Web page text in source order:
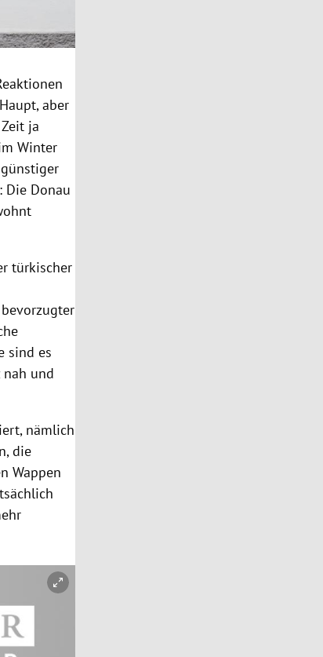
aber
ja
Winter
Die Donau
türkischer
sind es
und
nämlich
die
Wappen